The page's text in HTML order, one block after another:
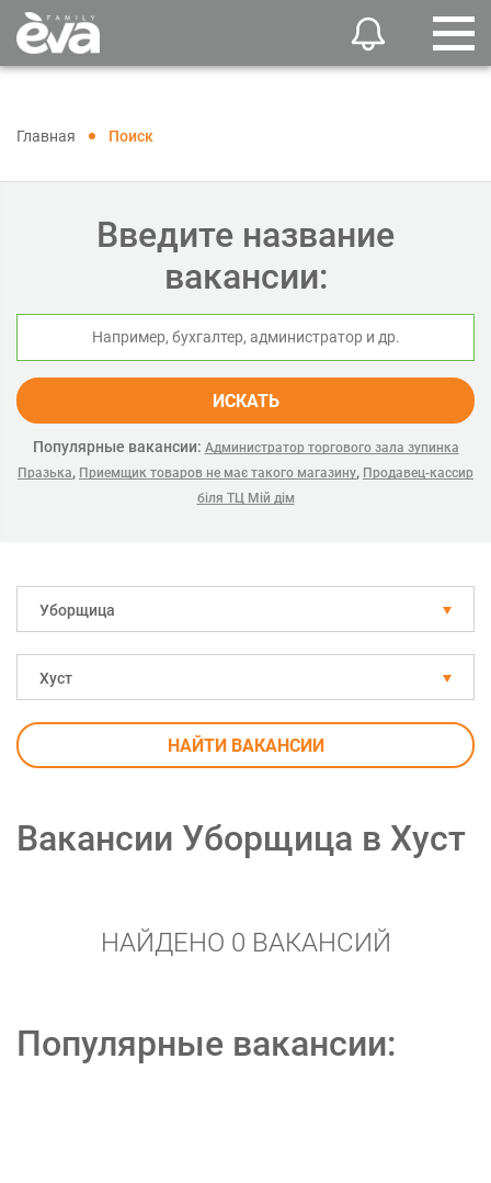
Главная Поиск
Введите название
вакансии:
ИСКАТЬ
Популярные вакансии: Администратор торгового зала зупинка
Празька, Приемщик товаров не має такого магазину, Продавец-кассир
біля ТЦ Мій дім
Уборщица
Хуст
НАЙТИ ВАКАНСИИ
Вакансии Уборщица в Хуст
НАЙДЕНО 0 ВАКАНСИЙ
Популярные вакансии: